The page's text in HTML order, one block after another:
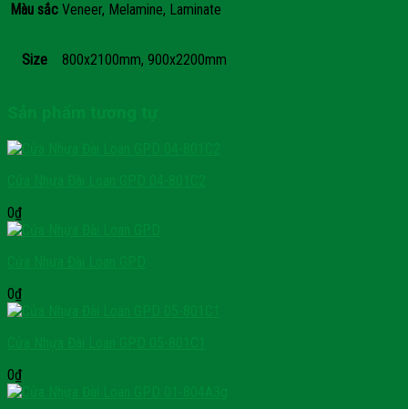
Màu sắc Veneer, Melamine, Laminate
Size 800x2100mm, 900x2200mm
0₫
0₫
0₫